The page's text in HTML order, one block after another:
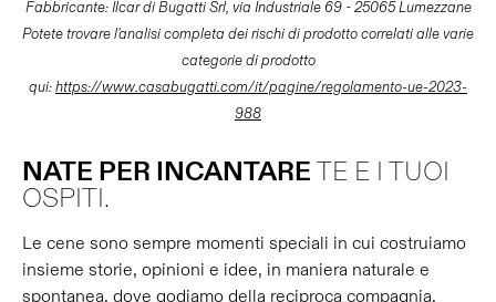
Fabbricante: Ilcar di Bugatti Srl, via Industriale 69 - 25065 Lumezzane
Potete trovare l'analisi completa dei rischi di prodotto correlati alle varie
categorie di prodotto
qui:https://www.casabugatti.com/it/pagine/regolamento-ue-2023-
988
NATE PER INCANTARE TE E I TUOI
OSPITI.
Le cene sono sempre momenti speciali in cui costruiamo
insieme storie, opinioni e idee, in maniera naturale e
spontanea, dove godiamo della reciproca compagnia,